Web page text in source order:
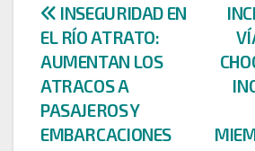
Navegación
de
entradas
INSEGURIDAD EN
EL RÍO ATRATO:
AUMENTAN LOS
ATRACOS A
PASAJEROS Y
EMBARCACIONES